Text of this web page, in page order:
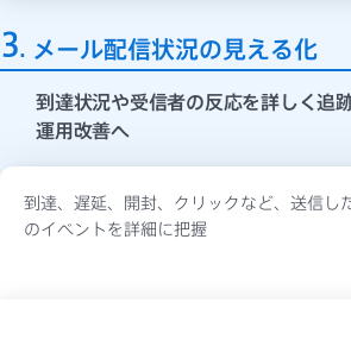
3 メール配信状況の見える化
到達状況や受信者の反応を詳しく追
運用改善へ
到達、遅延、開封、クリックなど、送信し
のイベントを詳細に把握